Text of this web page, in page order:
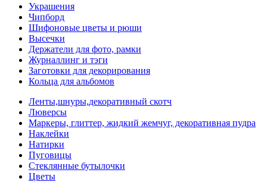
Украшения
Чипборд
Шифоновые цветы и рюши
Высечки
Держатели для фото, рамки
Журналлинг и тэги
Заготовки для декорирования
Кольца для альбомов
Ленты,шнуры,декоративный скотч
Люверсы
Маркеры, глиттер, жидкий жемчуг, декоративная пудра
Наклейки
Натирки
Пуговицы
Стеклянные бутылочки
Цветы